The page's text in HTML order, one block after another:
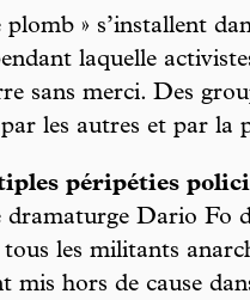
plomb » s’installent
laquelle
sans merci. Des
les autres et par la
péripéties
dramaturge Dario Fo
tous les militants
mis hors de cause